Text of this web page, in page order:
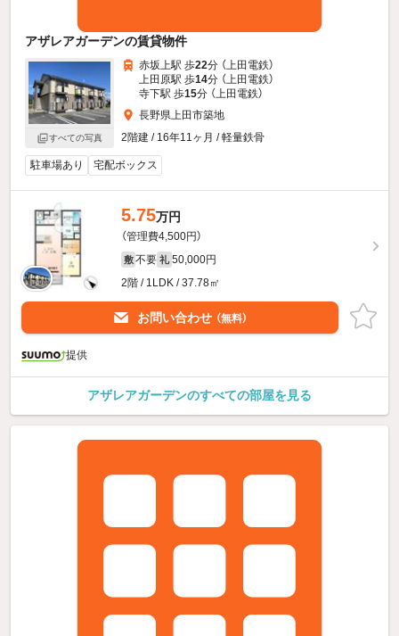
アザレアガーデンの賃貸物件
すべての写真
赤坂上駅 歩22分 （上田電鉄）
上田原駅 歩14分 （上田電鉄）
寺下駅 歩15分 （上田電鉄）
長野県上田市築地
2階建 / 16年11ヶ月 / 軽量鉄骨
駐車場あり 宅配ボックス
5.75万円
（管理費4,500円）
敷 不要 礼 50,000円
2階 / 1LDK / 37.78㎡
お問い合わせ （無料）
提供
アザレアガーデンのすべての部屋を見る